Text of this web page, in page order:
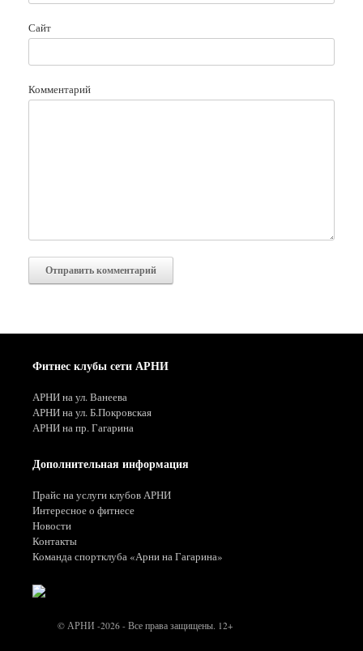
Сайт
Комментарий
Фитнес клубы сети АРНИ
АРНИ на ул. Ванеева
АРНИ на ул. Б.Покровская
АРНИ на пр. Гагарина
Дополнительная информация
Прайс на услуги клубов АРНИ
Интересное о фитнесе
Новости
Контакты
Команда спортклуба «Арни на Гагарина»
© АРНИ -2026 - Все права защищены. 12+